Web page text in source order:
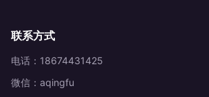
联系方式
电话：18674431425
微信：aqingfu